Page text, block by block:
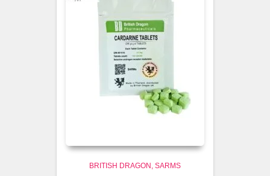
BRITISH DRAGON SARMS